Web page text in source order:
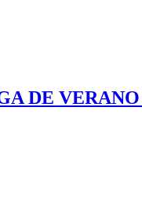
DE